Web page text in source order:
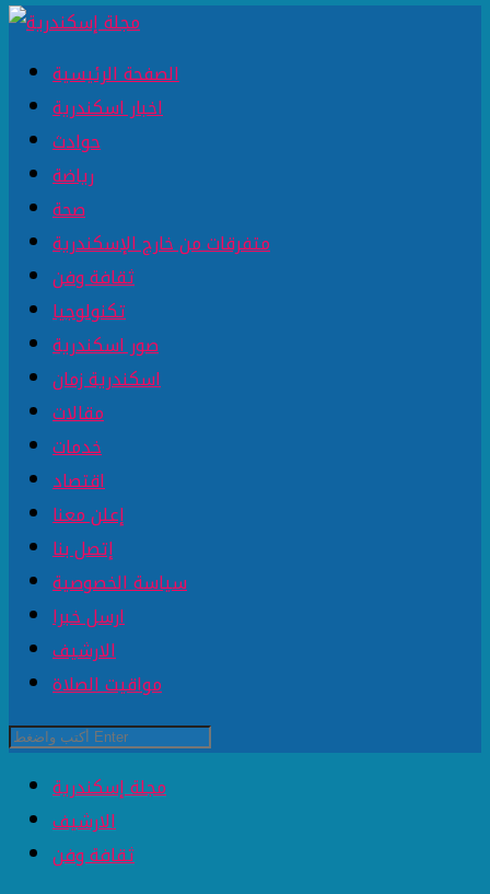
الصفحة الرئيسية
اخبار اسكندرية
حوادث
رياضة
صحة
متفرقات من خارج الإسكندرية
ثقافة وفن
تكنولوجيا
صور اسكندرية
اسكندرية زمان
مقالات
خدمات
اقتصاد
إعلن معنا
إتصل بنا
سياسة الخصوصية
ارسل خبرا
الارشيف
مواقيت الصلاة
مجلة إسكندرية
الارشيف
ثقافة وفن